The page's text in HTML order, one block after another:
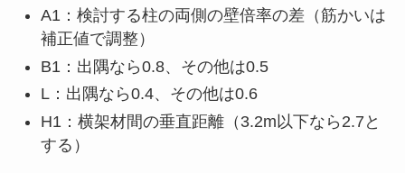
A1：検討する柱の両側の壁倍率の差（筋かいは
補正値で調整）
B1：出隅なら0.8、その他は0.5
L：出隅なら0.4、その他は0.6
H1：横架材間の垂直距離（3.2m以下なら2.7と
する）